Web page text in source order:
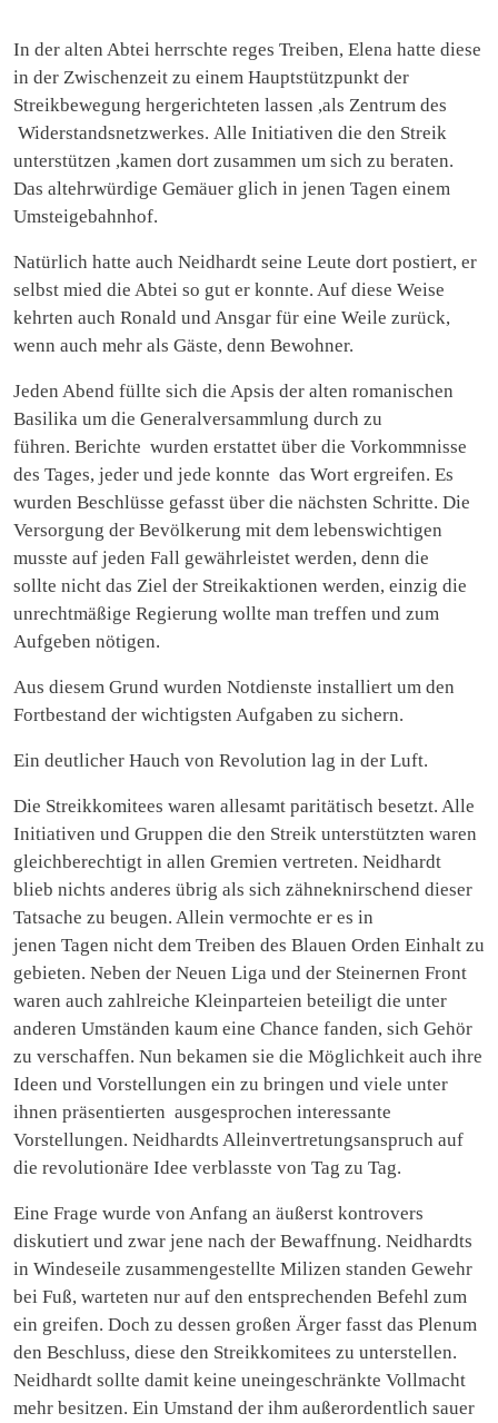
In der alten Abtei herrschte reges Treiben, Elena hatte diese
in der Zwischenzeit zu einem Hauptstützpunkt der
Streikbewegung hergerichteten lassen ,als Zentrum des
Widerstandsnetzwerkes. Alle Initiativen die den Streik
unterstützen ,kamen dort zusammen um sich zu beraten.
Das altehrwürdige Gemäuer glich in jenen Tagen einem
Umsteigebahnhof.
Natürlich hatte auch Neidhardt seine Leute dort postiert, er
selbst mied die Abtei so gut er konnte. Auf diese Weise
kehrten auch Ronald und Ansgar für eine Weile zurück,
wenn auch mehr als Gäste, denn Bewohner.
Jeden Abend füllte sich die Apsis der alten romanischen
Basilika um die Generalversammlung durch zu
führen. Berichte wurden erstattet über die Vorkommnisse
des Tages, jeder und jede konnte das Wort ergreifen. Es
wurden Beschlüsse gefasst über die nächsten Schritte. Die
Versorgung der Bevölkerung mit dem lebenswichtigen
musste auf jeden Fall gewährleistet werden, denn die
sollte nicht das Ziel der Streikaktionen werden, einzig die
unrechtmäßige Regierung wollte man treffen und zum
Aufgeben nötigen.
Aus diesem Grund wurden Notdienste installiert um den
Fortbestand der wichtigsten Aufgaben zu sichern.
Ein deutlicher Hauch von Revolution lag in der Luft.
Die Streikkomitees waren allesamt paritätisch besetzt. Alle
Initiativen und Gruppen die den Streik unterstützten waren
gleichberechtigt in allen Gremien vertreten. Neidhardt
blieb nichts anderes übrig als sich zähneknirschend dieser
Tatsache zu beugen. Allein vermochte er es in
jenen Tagen nicht dem Treiben des Blauen Orden Einhalt zu
gebieten. Neben der Neuen Liga und der Steinernen Front
waren auch zahlreiche Kleinparteien beteiligt die unter
anderen Umständen kaum eine Chance fanden, sich Gehör
zu verschaffen. Nun bekamen sie die Möglichkeit auch ihre
Ideen und Vorstellungen ein zu bringen und viele unter
ihnen präsentierten ausgesprochen interessante
Vorstellungen. Neidhardts Alleinvertretungsanspruch auf
die revolutionäre Idee verblasste von Tag zu Tag.
Eine Frage wurde von Anfang an äußerst kontrovers
diskutiert und zwar jene nach der Bewaffnung. Neidhardts
in Windeseile zusammengestellte Milizen standen Gewehr
bei Fuß, warteten nur auf den entsprechenden Befehl zum
ein greifen. Doch zu dessen großen Ärger fasst das Plenum
den Beschluss, diese den Streikkomitees zu unterstellen.
Neidhardt sollte damit keine uneingeschränkte Vollmacht
mehr besitzen. Ein Umstand der ihm außerordentlich sauer